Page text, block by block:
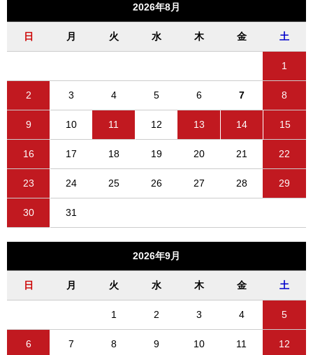
2026年8月
日 月 火 水 木 金 土
1
2 3 4 5 6 7 8
9 10 11 12 13 14 15
16 17 18 19 20 21 22
23 24 25 26 27 28 29
30 31
2026年9月
日 月 火 水 木 金 土
1 2 3 4 5
6 7 8 9 10 11 12